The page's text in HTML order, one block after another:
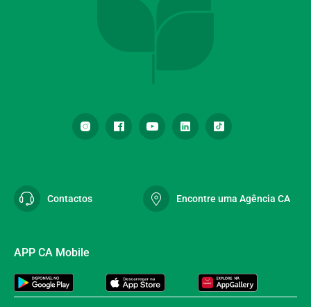
Contactos Encontre uma Agência CA
APP CA Mobile